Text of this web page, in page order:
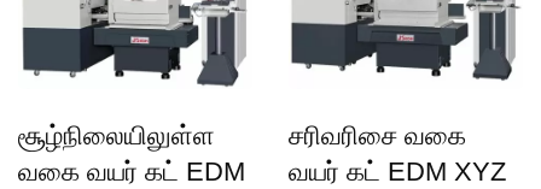
சூழ்நிலையிலுள்ள
வகை வயர் கட் EDM
சரிவரிசை வகை
வயர் கட் EDM XYZ